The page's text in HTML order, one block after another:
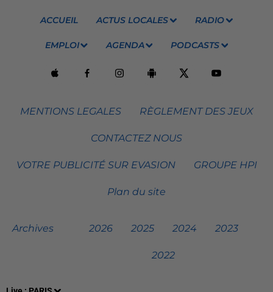
ACCUEIL ACTUS LOCALES RADIO
EMPLOI AGENDA PODCASTS
MENTIONS LEGALES RÈGLEMENT DES JEUX
CONTACTEZ NOUS
VOTRE PUBLICITÉ SUR EVASION GROUPE HPI
Plan du site
Archives 2026 2025 2024 2023
2022